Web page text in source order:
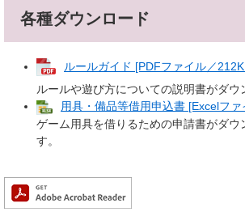
各種ダウンロード
ルールガイド [PDFファイル／
ルールや遊び方についての説明書がダウ
用具・備品等借用申込書 [Excelファ
ゲーム用具を借りるための申請書がダウ
す。